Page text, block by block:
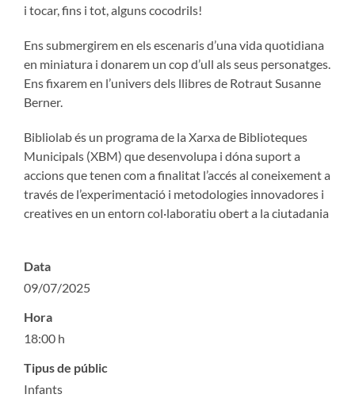
i tocar, fins i tot, alguns cocodrils!
Ens submergirem en els escenaris d’una vida quotidiana
en miniatura i donarem un cop d’ull als seus personatges.
Ens fixarem en l’univers dels llibres de Rotraut Susanne
Berner.
Bibliolab és un programa de la Xarxa de Biblioteques
Municipals (XBM) que desenvolupa i dóna suport a
accions que tenen com a finalitat l’accés al coneixement a
través de l’experimentació i metodologies innovadores i
creatives en un entorn col·laboratiu obert a la ciutadania
Data
09/07/2025
Hora
18:00 h
Tipus de públic
Infants